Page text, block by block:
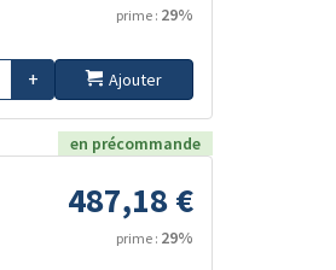
prime : 29%
+ Ajouter
en précommande
487,18 €
prime : 29%